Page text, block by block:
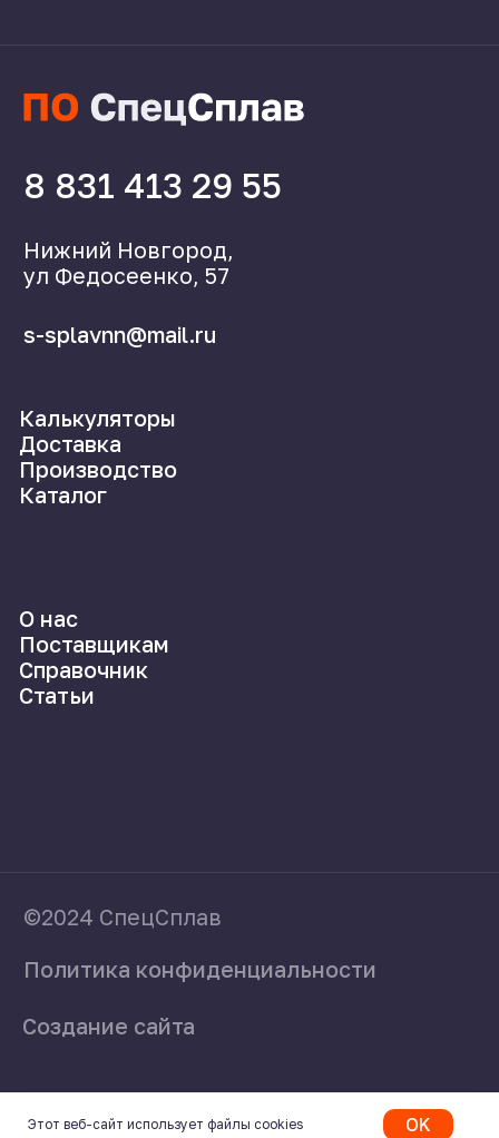
Этот веб-сайт использует файлы cookies OK